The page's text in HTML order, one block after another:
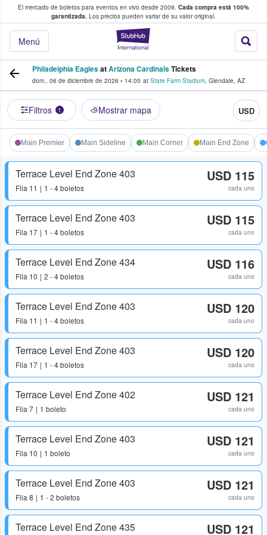
El mercado de boletos para eventos en vivo desde 2009. Cada compra está 100%
garantizada. Los precios pueden variar de su valor original.
StubHub: donde
Menú
fans compran y venden boletos
Philadelphia EaglesatArizona CardinalsTickets
dom., 06 de diciembre de 2026 • 14:05 at State Farm Stadium, Glendale, AZ
Filtros 1 Mostrar mapa USD
Main Premier Main Sideline Main Corner Main End Zone
Terrace Level End Zone 403
Fila 11 1 - 4 boletos
USD 115
cada uno
Terrace Level End Zone 403
Fila 17 1 - 4 boletos
USD 115
cada uno
Terrace Level End Zone 434
Fila 10 2 - 4 boletos
USD 116
cada uno
Terrace Level End Zone 403
Fila 11 1 - 4 boletos
USD 120
cada uno
Terrace Level End Zone 403
Fila 17 1 - 4 boletos
USD 120
cada uno
Terrace Level End Zone 402
Fila 7 1 boleto
USD 121
cada uno
Terrace Level End Zone 403
Fila 10 1 boleto
USD 121
cada uno
Terrace Level End Zone 403
Fila 8 1 - 2 boletos
USD 121
cada uno
Terrace Level End Zone 435 USD 121